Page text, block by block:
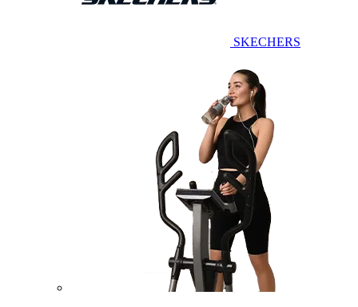
SKECHERS